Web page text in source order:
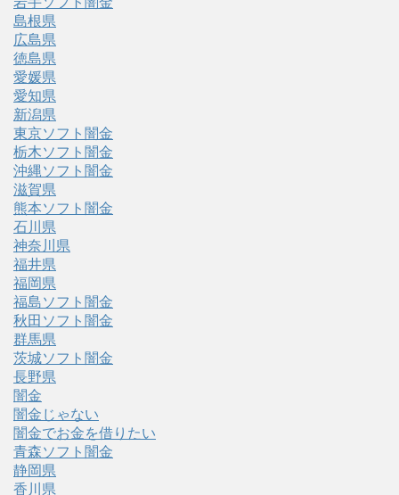
島根県
広島県
徳島県
愛媛県
愛知県
新潟県
東京ソフト闇金
栃木ソフト闇金
沖縄ソフト闇金
滋賀県
熊本ソフト闇金
石川県
神奈川県
福井県
福岡県
福島ソフト闇金
秋田ソフト闇金
群馬県
茨城ソフト闇金
長野県
闇金
闇金じゃない
闇金でお金を借りたい
青森ソフト闇金
静岡県
香川県